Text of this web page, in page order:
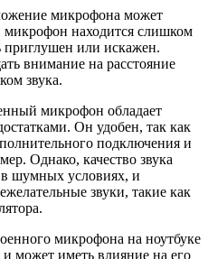
микрофона может
микрофон находится слишком
приглушен или искажен.
внимание на расстояние
звука.
микрофон обладает
Он удобен, так как
подключения и
Однако, качество звука
шумных условиях, и
звуки, такие как
микрофона на ноутбуке
может иметь влияние на его